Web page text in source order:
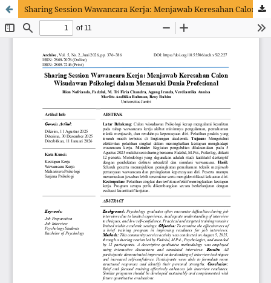
Sharing Session Wawancara Kerja: Menjawab Keresahan Calon Wisudawan Psikologi dalam Memasuki Dunia Profesional